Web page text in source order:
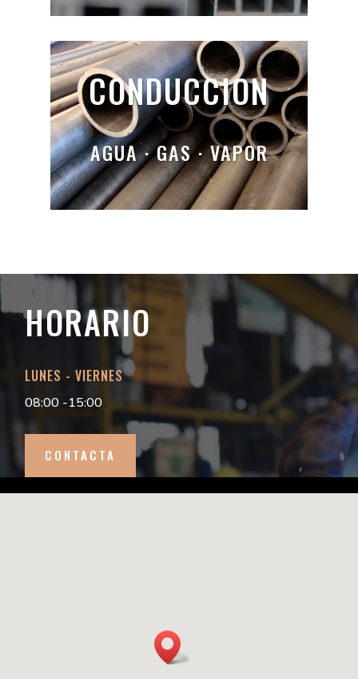
CONDUCCION
AGUA · GAS · VAPOR
HORARIO
LUNES - VIERNES
08:00 -15:00
CONTACTA